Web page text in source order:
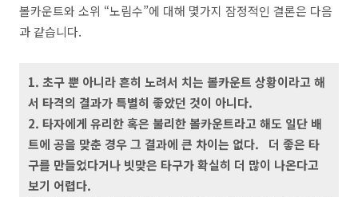
볼카운트와 소위 “노림수”에 대해 몇가지 잠정적인 결론은 다음
과 같습니다.
1. 초구 뿐 아니라 흔히 노려서 치는 볼카운트 상황이라고 해
서 타격의 결과가 특별히 좋았던 것이 아니다.
2. 타자에게 유리한 혹은 불리한 볼카운트라고 해도 일단 배
트에 공을 맞춘 경우 그 결과에 큰 차이는 없다. 더 좋은 타
구를 만들었다거나 빗맞은 타구가 확실히 더 많이 나온다고
보기 어렵다.